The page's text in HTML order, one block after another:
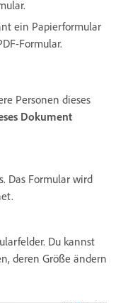
ein Papierformular
Formular.
Personen dieses
Dokument
Das Formular wird
Du kannst
deren Größe ändern